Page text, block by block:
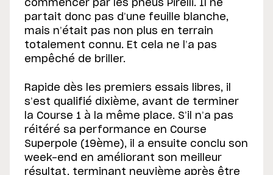
commencer par les pneus Pirelli. Il ne
partait donc pas d’une feuille blanche,
mais n’était pas non plus en terrain
totalement connu. Et cela ne l’a pas
empêché de briller.
Rapide dès les premiers essais libres, il
s’est qualifié dixième, avant de terminer
la Course 1 à la même place. S’il n’a pas
réitéré sa performance en Course
Superpole (19ème), il a ensuite conclu son
week-end en améliorant son meilleur
résultat, terminant neuvième après être